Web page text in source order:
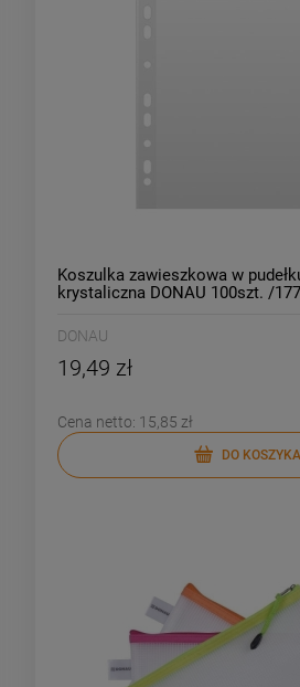
Koszulka zawieszkowa w
krystaliczna DONAU 100szt. /
DONAU
19,49 zł
Cena netto: 15,85 zł
DO KOSZYKA